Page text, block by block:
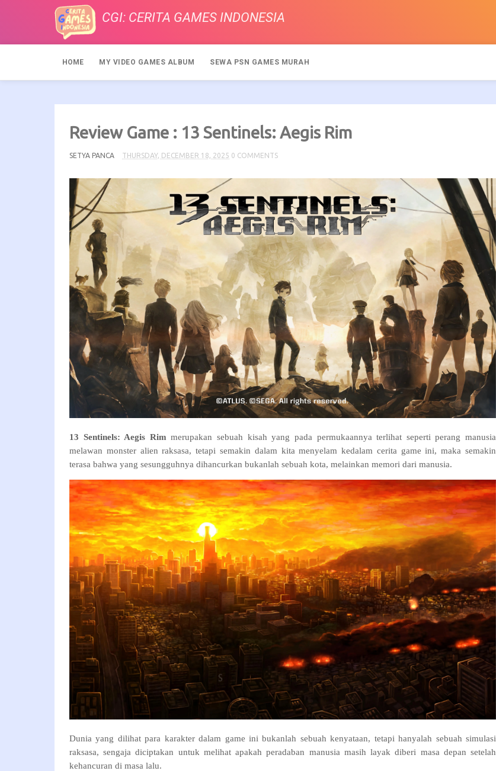
CGI: CERITA GAMES INDONESIA
HOME MY VIDEO GAMES ALBUM SEWA PSN GAMES MURAH
Review Game : 13 Sentinels: Aegis Rim
SETYA PANCA THURSDAY, DECEMBER 18, 2025 0 COMMENTS
13 Sentinels: Aegis Rim merupakan sebuah kisah yang pada permukaannya terlihat seperti perang manusia
melawan monster alien raksasa, tetapi semakin dalam kita menyelam kedalam cerita game ini, maka semakin
terasa bahwa yang sesungguhnya dihancurkan bukanlah sebuah kota, melainkan memori dari manusia.
Dunia yang dilihat para karakter dalam game ini bukanlah sebuah kenyataan, tetapi hanyalah sebuah simulasi
raksasa, sengaja diciptakan untuk melihat apakah peradaban manusia masih layak diberi masa depan setelah
kehancuran di masa lalu.